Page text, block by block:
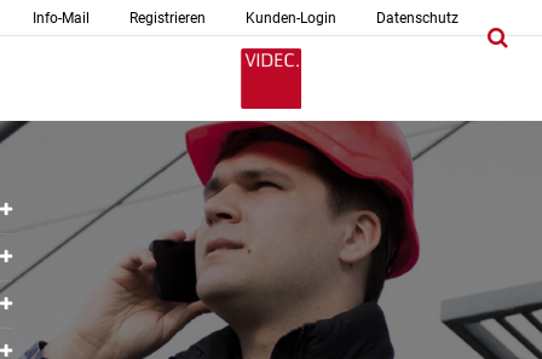
Info-Mail Registrieren Kunden-Login Datenschutz